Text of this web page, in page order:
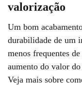
valorização
Um bom
durabilidade de um
menos frequentes
aumento do valor
Veja mais sobre